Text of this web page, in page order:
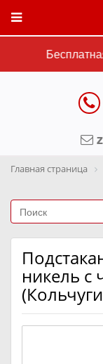
Главная страница
никель с